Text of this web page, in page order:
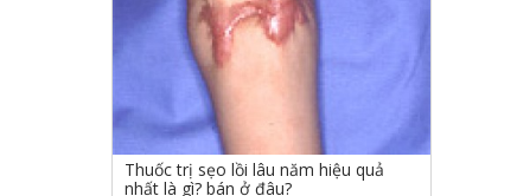
Thuốc trị sẹo lồi lâu năm hiệu quả
nhất là gì? bán ở đâu?